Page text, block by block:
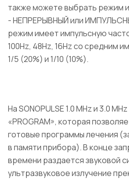
также можете выбрать режим
- НЕПРЕРЫВНЫЙ или
режим имеет импульсную
100Hz, 48Hz, 16Hz со средним
1/5 (20%) и 1/10 (10%).
На SONOPULSE 1.0 MHz и 3.0
«PROGRAM», которая
готовые программы лечения
в памяти прибора). В конце
времени раздается звуковой
ультразвуковое излучение